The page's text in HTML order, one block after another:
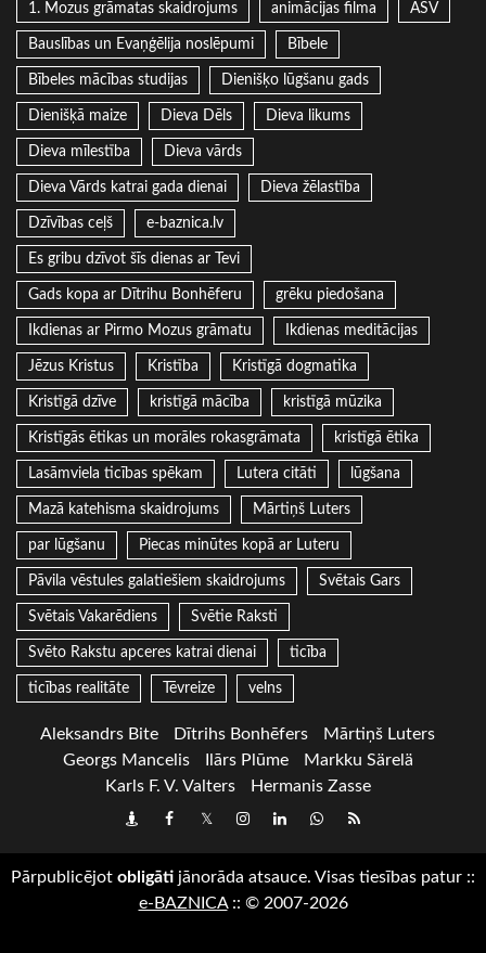
1. Mozus grāmatas skaidrojums animācijas filma ASV
Bauslības un Evaņģēlija noslēpumi Bībele
Bībeles mācības studijas Dienišķo lūgšanu gads
Dienišķā maize Dieva Dēls Dieva likums
Dieva mīlestība Dieva vārds
Dieva Vārds katrai gada dienai Dieva žēlastība
Dzīvības ceļš e-baznica.lv
Es gribu dzīvot šīs dienas ar Tevi
Gads kopa ar Dītrihu Bonhēferu grēku piedošana
Ikdienas ar Pirmo Mozus grāmatu Ikdienas meditācijas
Jēzus Kristus Kristība Kristīgā dogmatika
Kristīgā dzīve kristīgā mācība kristīgā mūzika
Kristīgās ētikas un morāles rokasgrāmata kristīgā ētika
Lasāmviela ticības spēkam Lutera citāti lūgšana
Mazā katehisma skaidrojums Mārtiņš Luters
par lūgšanu Piecas minūtes kopā ar Luteru
Pāvila vēstules galatiešiem skaidrojums Svētais Gars
Svētais Vakarēdiens Svētie Raksti
Svēto Rakstu apceres katrai dienai ticība
ticības realitāte Tēvreize velns
Aleksandrs Bite Dītrihs Bonhēfers
Mārtiņš Luters
Georgs Mancelis
Ilārs Plūme
Markku Särelä
Karls F. V. Valters
Hermanis Zasse
DraugiemFacebook
TwitterInstagram
LinkedInwhatsapp
RSS
Pārpublicējot obligāti jānorāda atsauce. Visas tiesības patur ::
e-BAZNICA:: © 2007-2026